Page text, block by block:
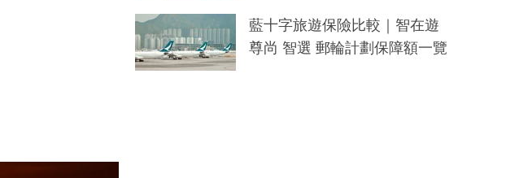
藍十字旅遊保險比較｜智在遊
尊尚 智選 郵輪計劃保障額一覽